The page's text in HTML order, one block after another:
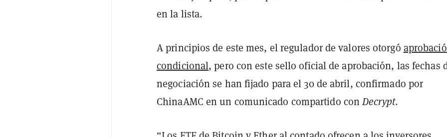
en la lista.
A principios de este mes, el regulador de valores otorgó
condicional, pero con este sello oficial de aprobación, las fechas
negociación se han fijado para el 30 de abril, confirmado por
ChinaAMC en un comunicado compartido conDecrypt.